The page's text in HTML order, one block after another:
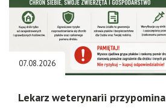
07.08.2026
Lekarz weterynarii przypomina